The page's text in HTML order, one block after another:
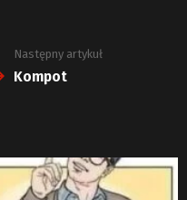
Następny artykuł
Kompot